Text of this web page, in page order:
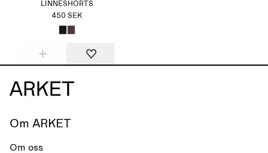
LINNESHORTS
450 SEK
Om ARKET
Om oss